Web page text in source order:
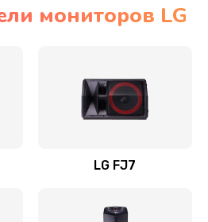
клавиш, индикаторов,
мониторов LG
LG FJ7